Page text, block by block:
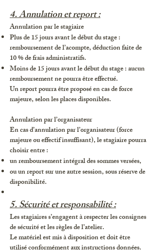
4. Annulation et report :
Annulation par le stagiaire
Plus de 15 jours avant le début du stage :
remboursement de l’acompte, déduction faite de
10 % de frais administratifs.
Moins de 15 jours avant le début du stage : aucun
remboursement ne pourra être effectué.
Un report pourra être proposé en cas de force
majeure, selon les places disponibles.
Annulation par l’organisateur
En cas d’annulation par l’organisateur (force
majeure ou effectif insuffisant), le stagiaire pourra
choisir entre :
un remboursement intégral des sommes versées,
ou un report sur une autre session, sous réserve de
disponibilité.
5. Sécurité et responsabilité :
Les stagiaires s’engagent à respecter les consignes
de sécurité et les règles de l’atelier.
Le matériel est mis à disposition et doit être